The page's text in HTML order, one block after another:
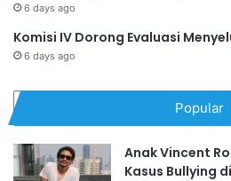
6 days ago
Komisi IV Dorong Evaluasi
6 days ago
Popular
Anak Vincent
Kasus Bullying